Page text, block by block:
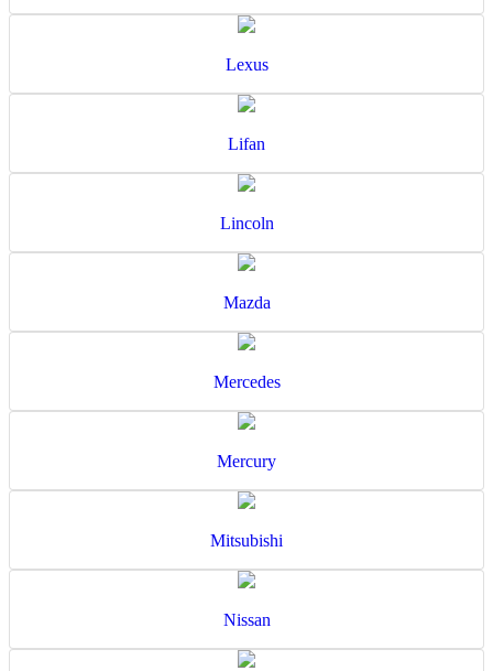
Lexus
Lifan
Lincoln
Mazda
Mercedes
Mercury
Mitsubishi
Nissan